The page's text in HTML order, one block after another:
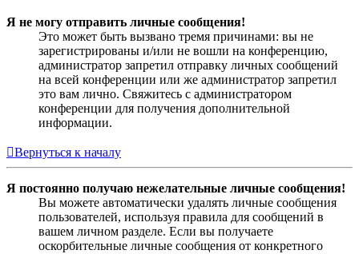
Я не могу отправить личные сообщения!
Это может быть вызвано тремя причинами: вы не
зарегистрированы и/или не вошли на конференцию,
администратор запретил отправку личных сообщений
на всей конференции или же администратор запретил
это вам лично. Свяжитесь с администратором
конференции для получения дополнительной
информации.
Вернуться к началу
Я постоянно получаю нежелательные личные сообщения!
Вы можете автоматически удалять личные сообщения
пользователей, используя правила для сообщений в
вашем личном разделе. Если вы получаете
оскорбительные личные сообщения от конкретного